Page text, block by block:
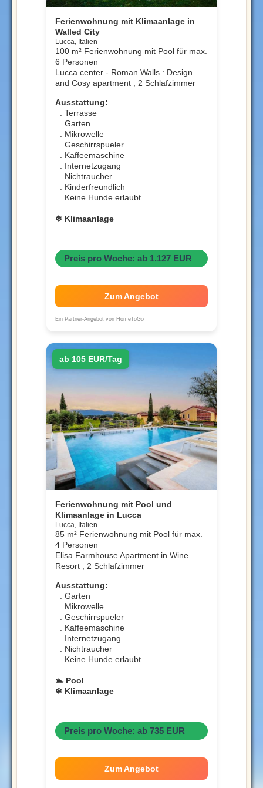
Ferienwohnung mit Klimaanlage in
Walled City
Lucca, Italien
100 m² Ferienwohnung mit Pool für max.
6 Personen
Lucca center - Roman Walls : Design
and Cosy apartment , 2 Schlafzimmer
Ausstattung:
. Terrasse
. Garten
. Mikrowelle
. Geschirrspueler
. Kaffeemaschine
. Internetzugang
. Nichtraucher
. Kinderfreundlich
. Keine Hunde erlaubt
❄ Klimaanlage
Preis pro Woche: ab 1.127 EUR
Zum Angebot
Ein Partner-Angebot von HomeToGo
ab 105 EUR/Tag
Ferienwohnung mit Pool und
Klimaanlage in Lucca
Lucca, Italien
85 m² Ferienwohnung mit Pool für max.
4 Personen
Elisa Farmhouse Apartment in Wine
Resort , 2 Schlafzimmer
Ausstattung:
. Garten
. Mikrowelle
. Geschirrspueler
. Kaffeemaschine
. Internetzugang
. Nichtraucher
. Keine Hunde erlaubt
🏊 Pool
❄ Klimaanlage
Preis pro Woche: ab 735 EUR
Zum Angebot